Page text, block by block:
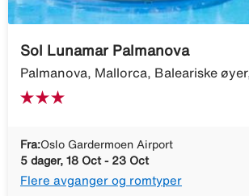
Sol Lunamar Palmanova
Palmanova, Mallorca, Baleariske
Fra:Oslo Gardermoen Airport
5 dager, 18 Oct - 23 Oct
Flere avganger og romtyper